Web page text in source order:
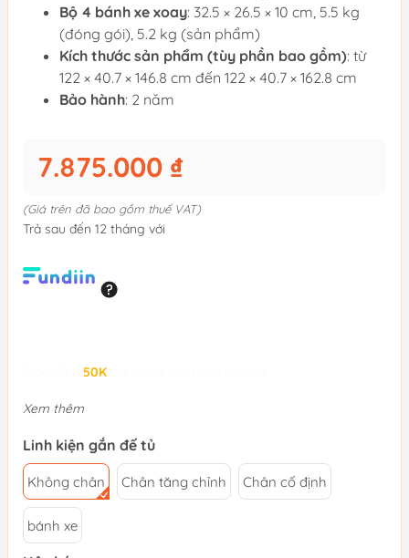
Bộ 4 bánh xe xoay: 32.5 × 26.5 × 10 cm, 5.5 kg
(đóng gói), 5.2 kg (sản phẩm)
Kích thước sản phẩm (tùy phần bao gồm): từ
122 × 40.7 × 146.8 cm đến 122 × 40.7 × 162.8 cm
Bảo hành: 2 năm
7.875.000 ₫
(Giá trên đã bao gồm thuế VAT)
Trả sau đến 12 tháng với
50K
Xem thêm
Linh kiện gắn đế tủ
Không chân Chân tăng chỉnh Chân cố định
bánh xe